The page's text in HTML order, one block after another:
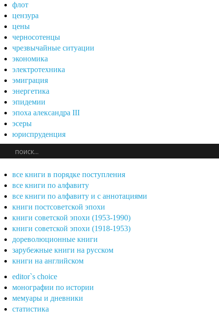
флот
цензура
цены
черносотенцы
чрезвычайные ситуации
экономика
электротехника
эмиграция
энергетика
эпидемии
эпоха александра III
эсеры
юриспруденция
все книги в порядке поступления
все книги по алфавиту
все книги по алфавиту и с аннотациями
книги постсоветской эпохи
книги советской эпохи (1953-1990)
книги советской эпохи (1918-1953)
дореволюционные книги
зарубежные книги на русском
книги на английском
editor`s choice
монографии по истории
мемуары и дневники
статистика